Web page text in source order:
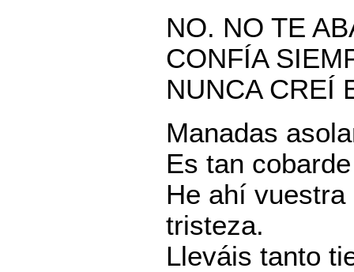
NO. NO TE
CONFÍA
NUNCA CREÍ
Manadas
Es tan
He ahí
tristeza.
Lleváis tanto